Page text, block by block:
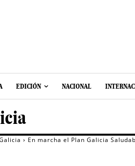
EDICIÓN NACIONAL
En marcha el Plan Galicia